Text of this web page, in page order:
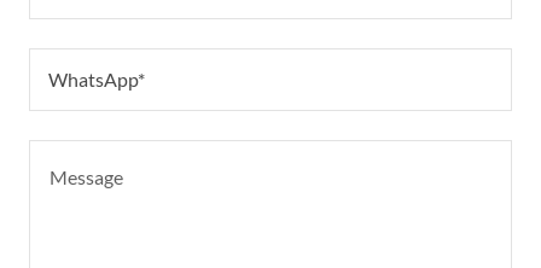
WhatsApp*